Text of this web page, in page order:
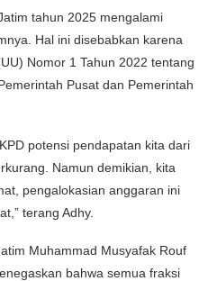
tahun 2025 mengalami
Hal ini disebabkan karena
Nomor 1 Tahun 2022 tentang
Pusat dan Pemerintah
potensi pendapatan kita dari
Namun demikian, kita
pengalokasian anggaran ini
terang Adhy.
Muhammad Musyafak Rouf
bahwa semua fraksi